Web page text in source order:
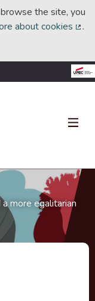
the site, you
about cookies .
more egalitarian